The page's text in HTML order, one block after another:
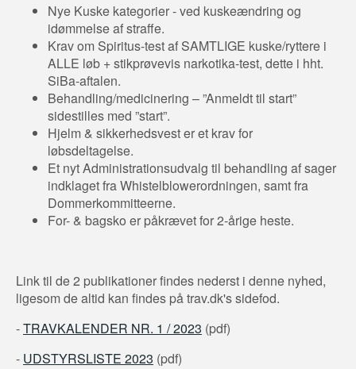
Nye Kuske kategorier - ved kuskeændring og
idømmelse af straffe.
Krav om Spiritus-test af SAMTLIGE kuske/ryttere i
ALLE løb + stikprøvevis narkotika-test, dette i hht.
SiBa-aftalen.
Behandling/medicinering – ”Anmeldt til start”
sidestilles med ”start”.
Hjelm & sikkerhedsvest er et krav for
løbsdeltagelse.
Et nyt Administrationsudvalg til behandling af sager
indklaget fra Whistelblowerordningen, samt fra
Dommerkommitteerne.
For- & bagsko er påkrævet for 2-årige heste.
Link til de 2 publikationer findes nederst i denne nyhed,
ligesom de altid kan findes på trav.dk's sidefod.
-TRAVKALENDER NR. 1 / 2023 (pdf)
- UDSTYRSLISTE 2023 (pdf)